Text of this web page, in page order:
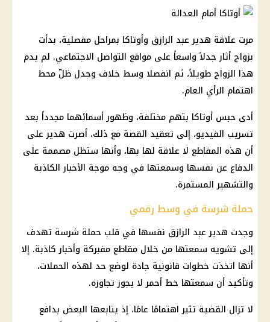
مرت علاقة هدير عبد الرازق وأوتاكا بمراحل مفصلية، بدأت
بزواج أثار جدلاً واسعاً على مواقع التواصل الاجتماعي. لم يدم
هذا الزواج طويلاً، ثم انفصلا وسط خلاف وجدل ظلّ محط
اهتمام الرأي العام.
أدى حبس أوتاكا بتهم مختلفة، وظهور أسمائهما مجدداً بعد
تسريب الفيديو، إلى تعقيد القصة مع ذلك، أصرت هدير على
أن هذه المقاطع لا علاقة لها بها، وأنها ستظل مصممة على
الدفاع عن نفسها وسمعتها في وجه موجة الأخبار الكاذبة
والتشهير المستمرة.
حملة شرسة في وسط رقمي
وجدت هدير عبد الرازق نفسها في قلب حملة شرسة تهدف
إلى تشويه سمعتها من خلال مقاطع مفبركة وأخبار كاذبة. إلا
أنها اتخذت خطوات قانونية جادة لوضع حد لهذه الحملات،
وتأكيد أن سمعتها خط أحمر لا يجوز تجاوزه.
لا تزال القضية تثير اهتمامًا عامًا، إذ يتابعها البعض بدافع